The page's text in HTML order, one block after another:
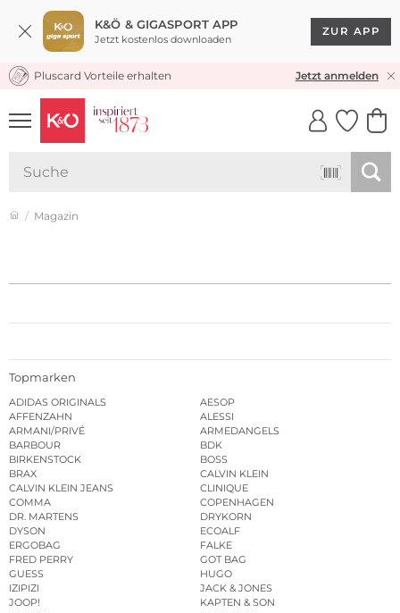
K&Ö & GIGASPORT APP
Jetzt kostenlos downloaden
ZUR APP
KOSTENLOSER VERSAND* & RÜCKVERSAND
Pluscard Vorteile erhalten Jetzt anmelden
UNSERE APP
CLICK &
Magazin
Topmarken
ADIDAS ORIGINALS
AESOP
AFFENZAHN
ALESSI
ARMANI/PRIVÉ
ARMEDANGELS
BARBOUR
BDK
BIRKENSTOCK
BOSS
BRAX
CALVIN KLEIN
CALVIN KLEIN JEANS
CLINIQUE
COMMA
COPENHAGEN
DR. MARTENS
DRYKORN
DYSON
ECOALF
ERGOBAG
FALKE
FRED PERRY
GOT BAG
GUESS
HUGO
IZIPIZI
JACK & JONES
JOOP!
KAPTEN & SON